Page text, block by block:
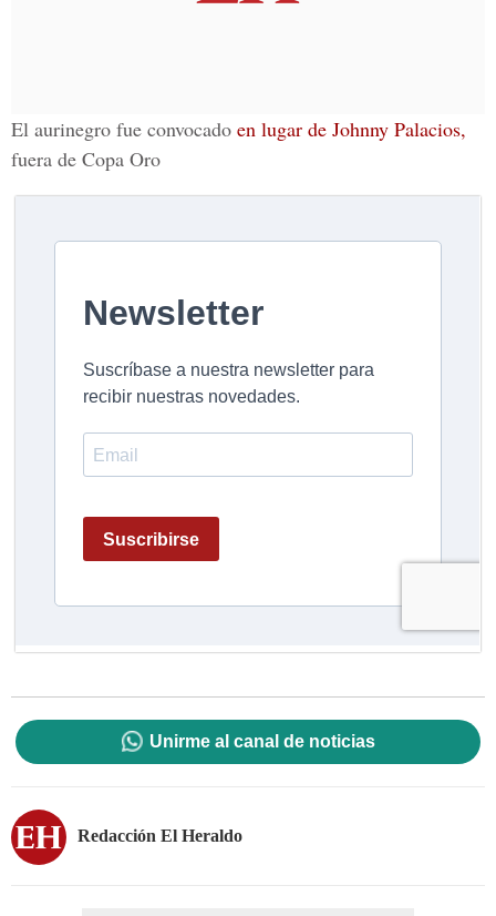
El aurinegro fue convocado en lugar de Johnny Palacios,
fuera de Copa Oro
Unirme al canal de noticias
Redacción El Heraldo